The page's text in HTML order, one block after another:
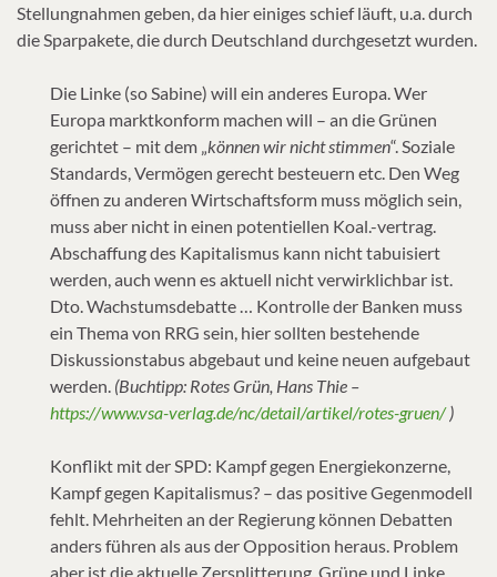
Stellungnahmen geben, da hier einiges schief läuft, u.a. durch
die Sparpakete, die durch Deutschland durchgesetzt wurden.
Die Linke (so Sabine) will ein anderes Europa. Wer
Europa marktkonform machen will – an die Grünen
gerichtet – mit dem „können wir nicht stimmen“. Soziale
Standards, Vermögen gerecht besteuern etc. Den Weg
öffnen zu anderen Wirtschaftsform muss möglich sein,
muss aber nicht in einen potentiellen Koal.-vertrag.
Abschaffung des Kapitalismus kann nicht tabuisiert
werden, auch wenn es aktuell nicht verwirklichbar ist.
Dto. Wachstumsdebatte … Kontrolle der Banken muss
ein Thema von RRG sein, hier sollten bestehende
Diskussionstabus abgebaut und keine neuen aufgebaut
werden. (Buchtipp: Rotes Grün, Hans Thie –
https://www.vsa-verlag.de/nc/detail/artikel/rotes-gruen/)
Konflikt mit der SPD: Kampf gegen Energiekonzerne,
Kampf gegen Kapitalismus? – das positive Gegenmodell
fehlt. Mehrheiten an der Regierung können Debatten
anders führen als aus der Opposition heraus. Problem
aber ist die aktuelle Zersplitterung, Grüne und Linke